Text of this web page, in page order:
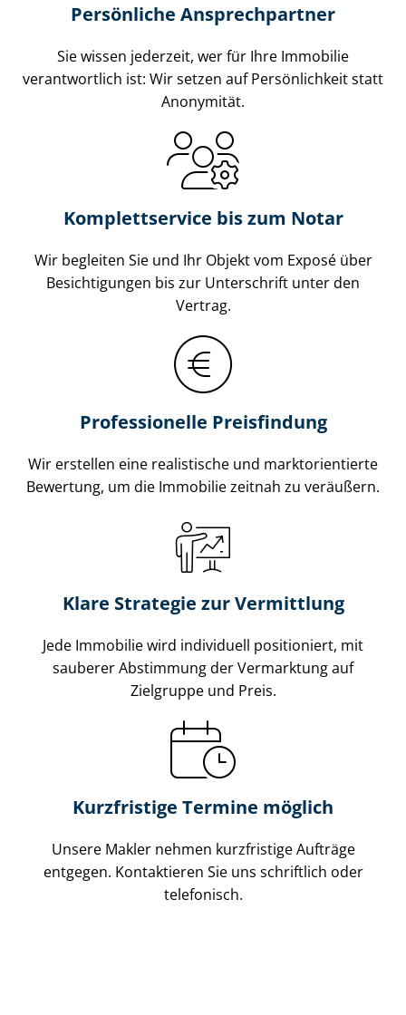
Persönliche Ansprechpartner
Sie wissen jederzeit, wer für Ihre Immobilie
verantwortlich ist: Wir setzen auf Persönlichkeit statt
Anonymität.
Komplettservice bis zum Notar
Wir begleiten Sie und Ihr Objekt vom Exposé über
Besichtigungen bis zur Unterschrift unter den
Vertrag.
Professionelle Preisfindung
Wir erstellen eine realistische und markt­ori­en­tier­te
Bewertung, um die Immobilie zeitnah zu veräußern.
Klare Strategie zur Vermittlung
Jede Immobilie wird individuell positioniert, mit
sauberer Abstimmung der Vermarktung auf
Zielgruppe und Preis.
Kurzfristige Termine möglich
Unsere Makler nehmen kurzfristige Aufträge
entgegen. Kontaktieren Sie uns schriftlich oder
telefonisch.